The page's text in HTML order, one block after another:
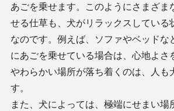
あごを乗せます。このようにさまざま
せる仕草も、犬がリラックスしている
なのです。例えば、ソファやベッドな
にあごを乗せている場合は、心地よさ
やわらかい場所が落ち着くのは、人も
す。
また、犬によっては、極端にせまい場